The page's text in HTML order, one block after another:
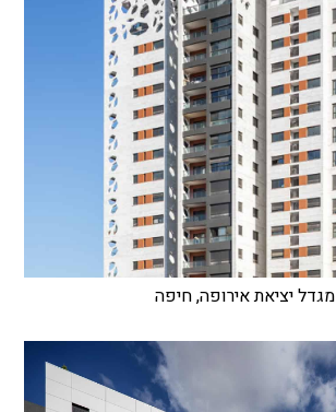
מגדל יציאת אירופה, חיפה